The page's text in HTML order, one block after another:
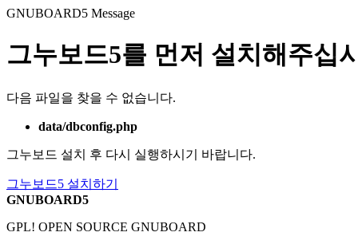
GNUBOARD5 Message
그누보드5를 먼저 설치해주십
다음 파일을 찾을 수 없습니다.
data/dbconfig.php
그누보드 설치 후 다시 실행하시기 바랍니다.
그누보드5 설치하기
GNUBOARD5
GPL! OPEN SOURCE GNUBOARD